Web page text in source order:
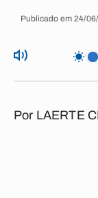
Publicado em 24/
Por LAERTE